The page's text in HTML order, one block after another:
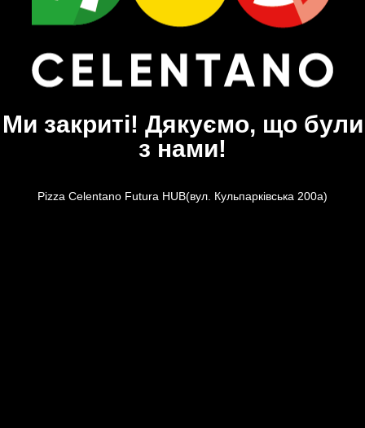
Ми закриті! Дякуємо, що були
з нами!
Pizza Celentano Futura HUB(вул. Кульпарківська 200а)